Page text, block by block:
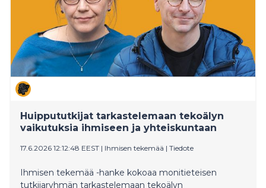
Huippututkijat tarkastelemaan tekoälyn
vaikutuksia ihmiseen ja yhteiskuntaan
17.6.2026 12:12:48 EEST | Ihmisen tekemää | Tiedote
Ihmisen tekemää -hanke kokoaa monitieteisen
tutkijaryhmän tarkastelemaan tekoälyn